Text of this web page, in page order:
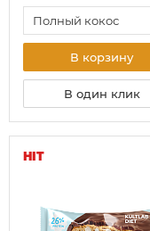
Полный кокос
В корзину
В один клик
HIT